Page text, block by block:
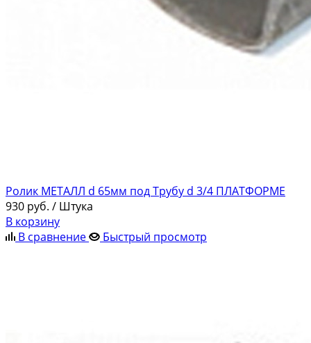
Ролик МЕТАЛЛ d 65мм под Трубу d 3/4 ПЛАТФОРМЕ
930 руб. / Штука
В корзину
В сравнение
Быстрый просмотр